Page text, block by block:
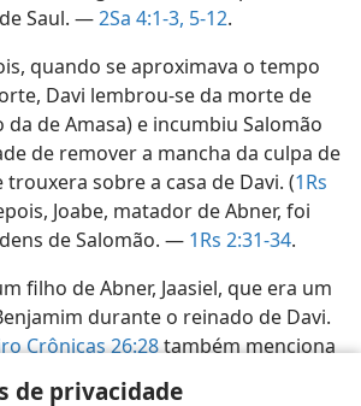
de privacidade
Saul. —2Sa 4:1-3, 5-12.
quando se aproximava o tempo
Davi lembrou-se da morte de
de Amasa) e incumbiu Salomão
de remover a mancha da culpa de
trouxera sobre a casa de Davi. (1Rs
Joabe, matador de Abner, foi
de Salomão. — 1Rs 2:31-34.
filho de Abner, Jaasiel, que era um
durante o reinado de Davi.
Crônicas 26:28também menciona